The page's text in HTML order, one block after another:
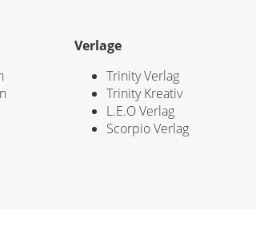
Verlage
Trinity Verlag
Trinity Kreativ
L.E.O Verlag
Scorpio Verlag